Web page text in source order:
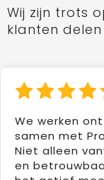
Wij zijn trots
klanten
We werken
samen met
Niet alleen
en